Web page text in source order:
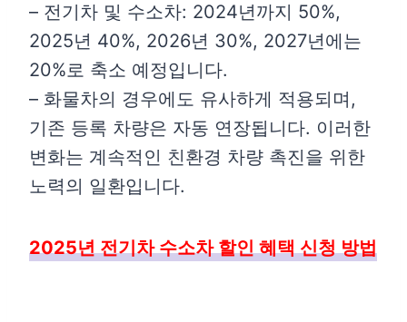
– 전기차 및 수소차: 2024년까지 50%,
2025년 40%, 2026년 30%, 2027년에는
20%로 축소 예정입니다.
– 화물차의 경우에도 유사하게 적용되며,
기존 등록 차량은 자동 연장됩니다. 이러한
변화는 계속적인 친환경 차량 촉진을 위한
노력의 일환입니다.
2025년 전기차 수소차 할인 혜택 신청 방법